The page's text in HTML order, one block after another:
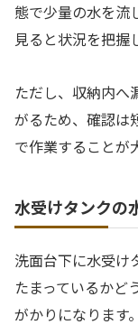
態で少量の水を流
見ると状況を把握
ただし、収納内へ
がるため、確認は
で作業することが
水受けタンクの
洗面台下に水受け
たまっているかど
がかりになります。